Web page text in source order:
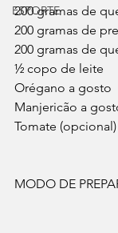
ESPORTE
200 gramas de
200 gramas de
200 gramas de
½ copo de leite
Orégano a gosto
Manjericão a
Tomate (opcional)
MODO DE